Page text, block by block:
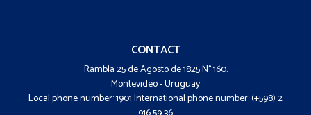
-
Contacto
CONTACT
Rambla 25 de Agosto de 1825 N° 160.
Montevideo - Uruguay
Local phone number: 1901 International phone number: (+598) 2